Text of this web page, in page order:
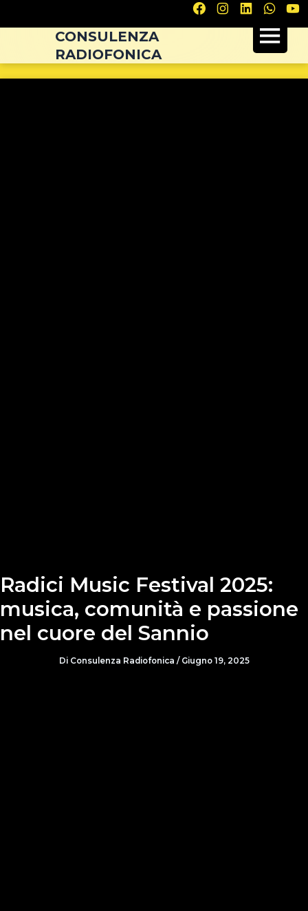
CONSULENZA
RADIOFONICA
Radici Music Festival 2025:
musica, comunità e passione
nel cuore del Sannio
Di Consulenza Radiofonica / Giugno 19, 2025